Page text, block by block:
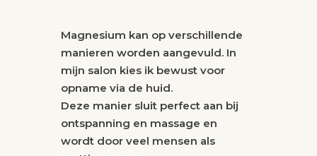
Magnesium kan op verschillende
manieren worden aangevuld. In
mijn salon kies ik bewust voor
opname via de huid.
Deze manier sluit perfect aan bij
ontspanning en massage en
wordt door veel mensen als